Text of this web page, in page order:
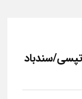
سندباد